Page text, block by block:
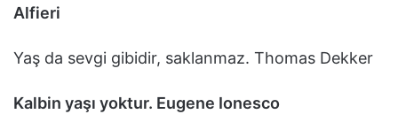
Alfieri
Yaş da sevgi gibidir, saklanmaz. Thomas Dekker
Kalbin yaşı yoktur. Eugene Ionesco